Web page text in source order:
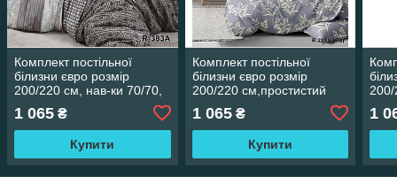
Комплект постільної
білизни євро розмір
200/220 см, нав-ки 70/70,
1 065 ₴
Купити
Комплект постільної
білизни євро розмір
200/220 см,простистий
70/70,тканина сатин 100%
бавовна
1 065₴
Купити
70/
1